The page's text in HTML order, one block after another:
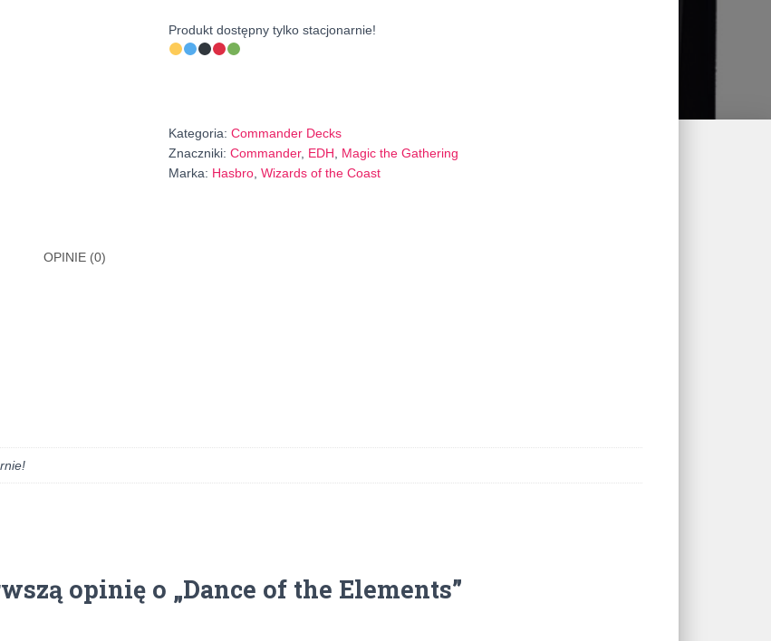
Produkt dostępny tylko stacjonarnie!
Kategoria: Commander Decks
Znaczniki: Commander, EDH
Magic the Gathering
Marka: Hasbro Wizards of the Coast
OPINIE (0)
opinię o „Dance of the Elements”